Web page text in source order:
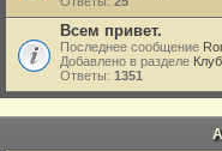
Всем привет.
Последнее сообщение
Добавлено в разделе
Ответы: 1351